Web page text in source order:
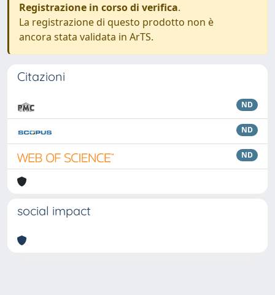
Registrazione in corso di verifica.
La registrazione di questo prodotto non è
ancora stata validata in ArTS.
Citazioni
ND
ND
ND
social impact